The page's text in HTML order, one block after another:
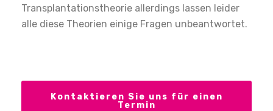
Transplantationstheorie allerdings lassen leider
alle diese Theorien einige Fragen unbeantwortet.
Kontaktieren Sie uns für einen
Termin